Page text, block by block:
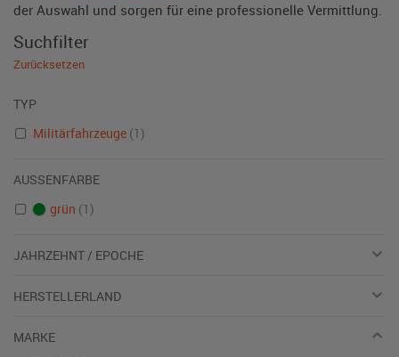
der Auswahl und sorgen für eine professionelle Vermittlung.
Suchfilter
Zurücksetzen
TYP
Militärfahrzeuge (1)
AUSSENFARBE
grün (1)
JAHRZEHNT / EPOCHE
HERSTELLERLAND
MARKE